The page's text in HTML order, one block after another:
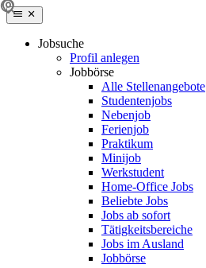
Jobsuche
Profil anlegen
Jobbörse
Alle Stellenangebote
Studentenjobs
Nebenjob
Ferienjob
Praktikum
Minijob
Werkstudent
Home-Office Jobs
Beliebte Jobs
Jobs ab sofort
Tätigkeitsbereiche
Jobs im Ausland
Jobbörse